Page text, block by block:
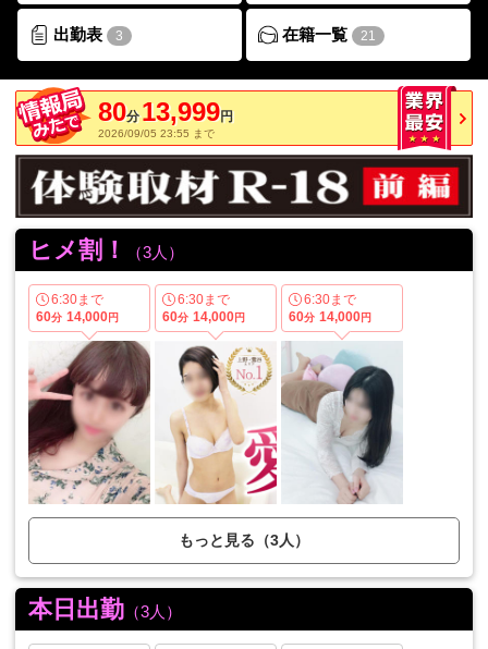
出勤表 3 在籍一覧 21
80分 13,999円
2026/09/05 23:55 まで
ヒメ割！ （3人）
6:30まで
60分 14,000円
6:30まで
60分 14,000円
6:30まで
60分 14,000円
もっと見る（3人）
本日出勤 （3人）